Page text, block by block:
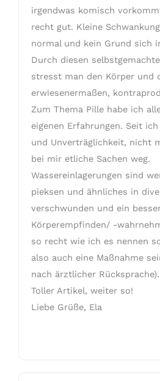
irgendwas komisch
recht gut. Kleine
normal und kein Grund sich
Durch diesen
stresst man den Körper und
erwiesenermaßen,
Zum Thema Pille habe ich
eigenen Erfahrungen. Seit
und Unverträglichkeit, nicht
bei mir etliche Sachen weg.
Wassereinlagerungen sind
pieksen und ähnliches in
verschwunden und ein
Körperempfinden/ -
so recht wie ich es nennen
also auch eine Maßnahme
nach ärztlicher Rücksprache).
Toller Artikel, weiter so!
Liebe Grüße, Ela